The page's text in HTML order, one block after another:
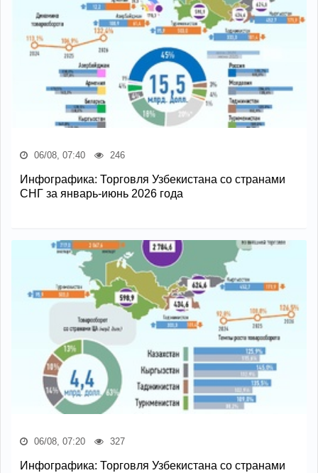
06/08, 07:40 246
Инфографика: Торговля Узбекистана со странами
СНГ за январь-июнь 2026 года
06/08, 07:20 327
Инфографика: Торговля Узбекистана со странами